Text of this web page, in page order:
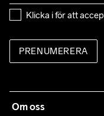
Klicka i för att
PRENUMERERA
Om oss